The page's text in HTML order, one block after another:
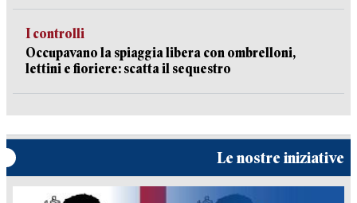
I controlli
Occupavano la spiaggia libera con ombrelloni,
lettini e fioriere: scatta il sequestro
Le nostre iniziative